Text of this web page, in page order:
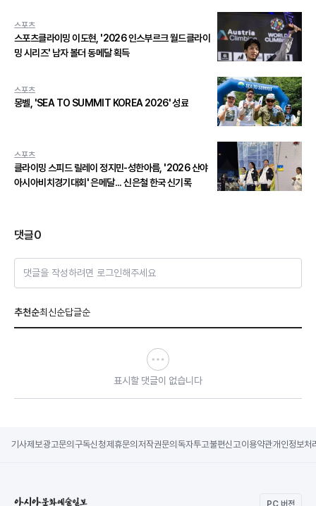
스포츠
스포츠클라이밍 이도현, '2026 인스부르크 월드클라이
밍 시리즈' 남자 볼더 동메달 획득
스포츠
몽벨, 'SEA TO SUMMIT KOREA 2026' 성료
스포츠
클라이밍 스피드 릴레이 정지민-성한아름, '2026 산야
아시아비치경기대회' 은메달... 신은철 한국 신기록
댓글0
댓글을 작성하려면 로그인해주세요
추천순최신순답글순
표시할 댓글이 없습니다
기사제보광고문의 구독신청제휴문의 저작권문의 독자투고불편신고이용약관개인정보처
PC 버전